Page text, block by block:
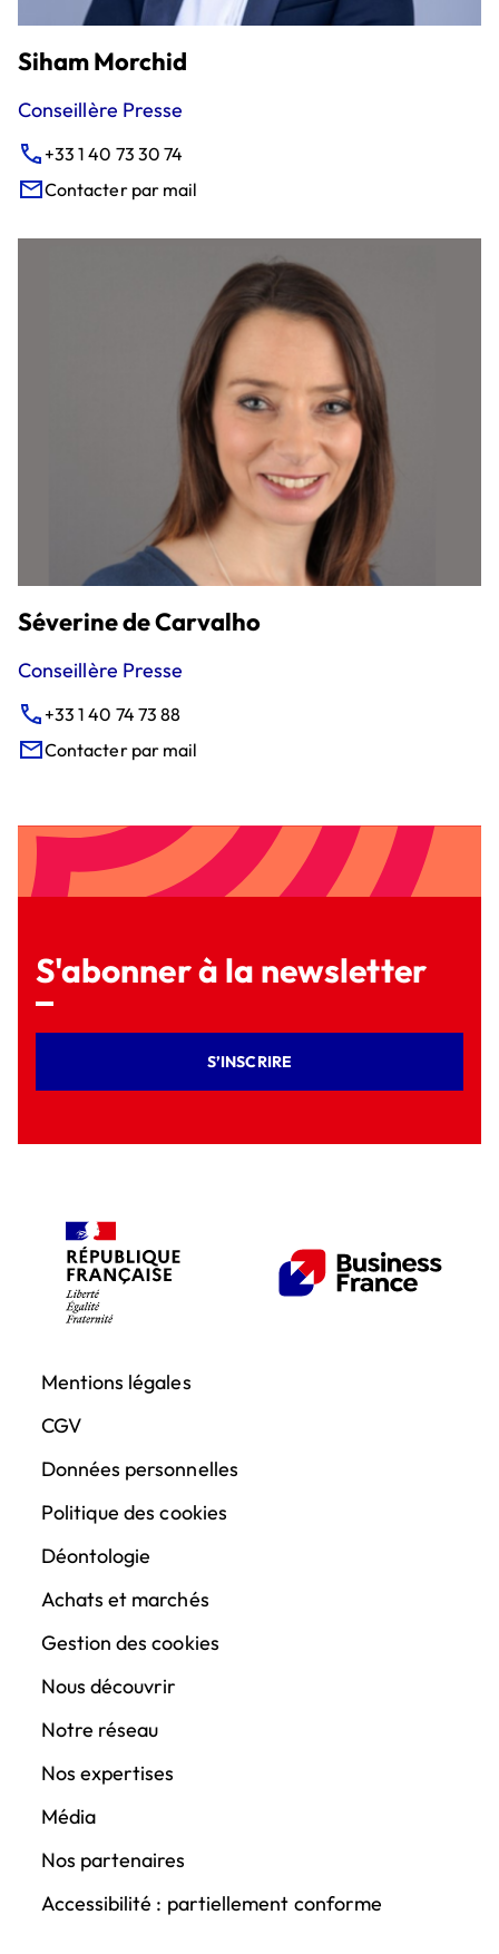
Siham Morchid
Conseillère Presse
+33 1 40 73 30 74
Contacter par mail
Séverine de Carvalho
Conseillère Presse
+33 1 40 74 73 88
Contacter par mail
S'abonner à la newsletter
S’INSCRIRE
Mentions légales
CGV
Données personnelles
Politique des cookies
Déontologie
Achats et marchés
Gestion des cookies
Nous découvrir
Notre réseau
Nos expertises
Média
Nos partenaires
Accessibilité : partiellement conforme